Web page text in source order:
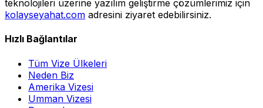
teknolojileri üzerine yazılım geliştirme çözümlerimiz için
kolayseyahat.com adresini ziyaret edebilirsiniz.
Hızlı Bağlantılar
Tüm Vize Ülkeleri
Neden Biz
Amerika Vizesi
Umman Vizesi